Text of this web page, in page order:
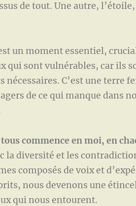
de tout. Une autre,
moment essentiel,
qui sont vulnérables, car ils
nécessaires. C’est une terre
de ce qui manque dans
commence en moi, en
la diversité et les
composés de voix et
nous devenons une
qui nous entourent.